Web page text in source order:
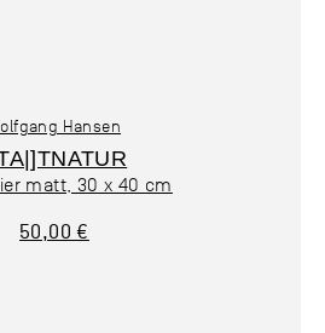
Hansen
matt, 30 x 40 cm
50,00 €